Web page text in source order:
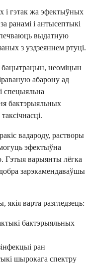
і гэтак жа эфектыўных
ранамі і антысептыкі
выдатную
з уздзеяннем ртуці.
бацытрацын, неоміцын
абарону ад
спецыяльна
бактэрыяльных
вадароду, растворы
эфектыўна
Гэтыя варыянты лёгка
зарэкамендаваўшы
варта разгледзець:
бактэрыяльных
ран
шырокага спектру